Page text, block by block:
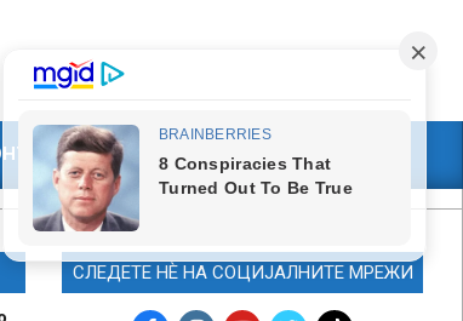
МАРКЕТИНГ
СЛЕДЕТЕ НЀ НА СОЦИЈАЛНИТЕ МРЕЖИ